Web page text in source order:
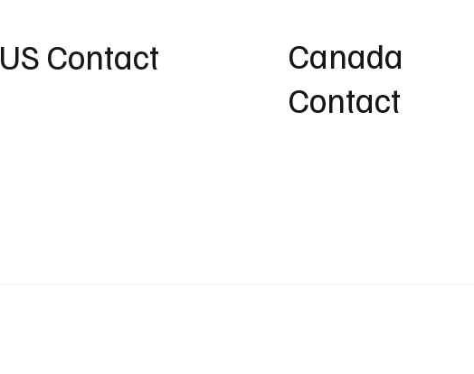
US Contact
Canada
Contact